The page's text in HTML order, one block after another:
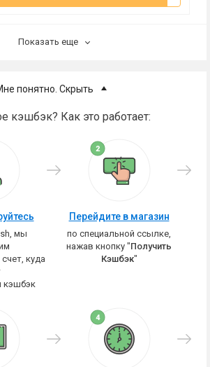
понятно. Скрыть
кэшбэк? Как это работает:
мы
куда
кэшбэк
Перейдите в магазин
по специальной ссылке,
нажав кнопку "Получить
Кэшбэк"
Показать еще